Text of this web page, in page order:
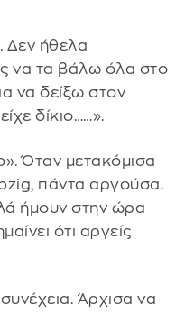
Δεν ήθελα
να τα βάλω όλα στο
να δείξω στον
δίκιο……».
Όταν μετακόμισα
πάντα αργούσα.
ήμουν στην ώρα
ότι αργείς
Άρχισα να